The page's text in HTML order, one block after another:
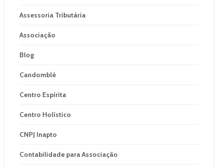
Assessoria Tributária
Associação
Blog
Candomblé
Centro Espírita
Centro Holístico
CNPJ Inapto
Contabilidade para Associação